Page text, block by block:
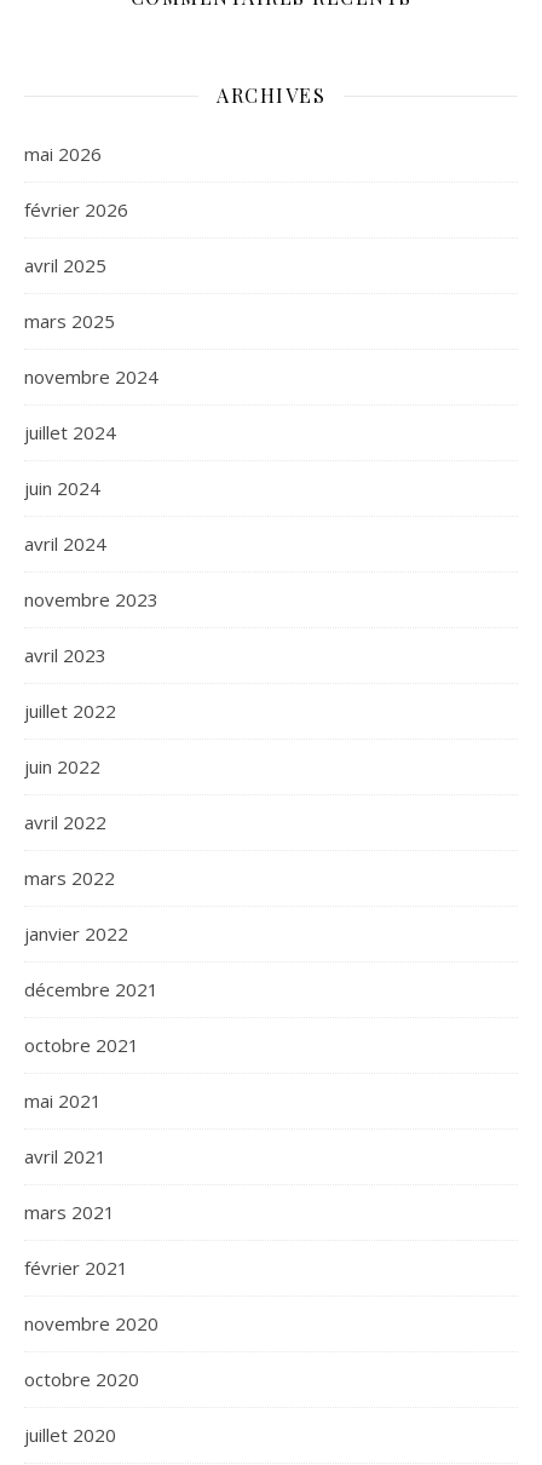
ARCHIVES
mai 2026
février 2026
avril 2025
mars 2025
novembre 2024
juillet 2024
juin 2024
avril 2024
novembre 2023
avril 2023
juillet 2022
juin 2022
avril 2022
mars 2022
janvier 2022
décembre 2021
octobre 2021
mai 2021
avril 2021
mars 2021
février 2021
novembre 2020
octobre 2020
juillet 2020